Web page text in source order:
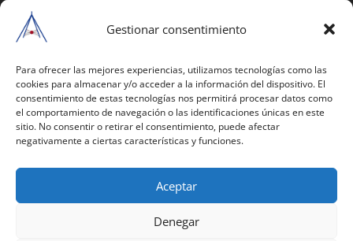
Gestionar consentimiento
Para ofrecer las mejores experiencias, utilizamos tecnologías como las
cookies para almacenar y/o acceder a la información del dispositivo. El
consentimiento de estas tecnologías nos permitirá procesar datos como
el comportamiento de navegación o las identificaciones únicas en este
sitio. No consentir o retirar el consentimiento, puede afectar
negativamente a ciertas características y funciones.
Aceptar
Denegar
reservados
estas páginas o parte de ellas, necesita pedir
autorización por escrito a Mario Gil Sánchez.
Todos los instrumentales están PATENTADOS.
Web inaugurada en 2002 (última actualización en
Política de Privacidad